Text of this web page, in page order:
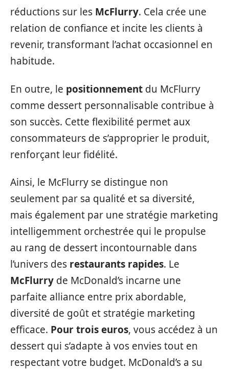
réductions sur les McFlurry. Cela crée une
relation de confiance et incite les clients à
revenir, transformant l’achat occasionnel en
habitude.
En outre, le positionnement du McFlurry
comme dessert personnalisable contribue à
son succès. Cette flexibilité permet aux
consommateurs de s’approprier le produit,
renforçant leur fidélité.
Ainsi, le McFlurry se distingue non
seulement par sa qualité et sa diversité,
mais également par une stratégie marketing
intelligemment orchestrée qui le propulse
au rang de dessert incontournable dans
l’univers des restaurants rapides. Le
McFlurry de McDonald’s incarne une
parfaite alliance entre prix abordable,
diversité de goût et stratégie marketing
efficace. Pour trois euros, vous accédez à un
dessert qui s’adapte à vos envies tout en
respectant votre budget. McDonald’s a su